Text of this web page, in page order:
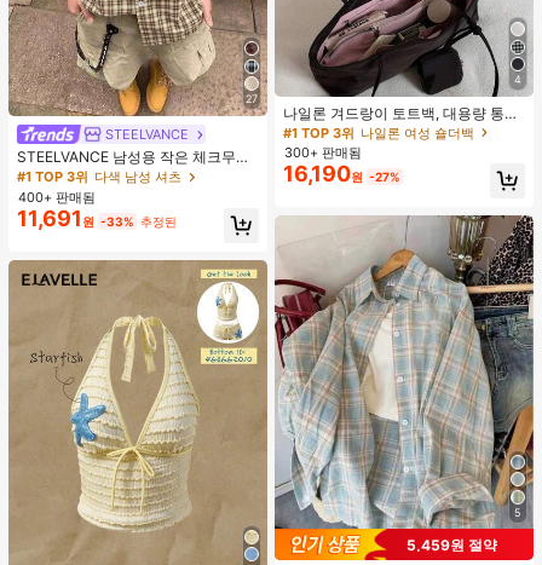
27
STEELVANCE
STEELVANCE 남성용 작은 체크무늬
반팔 셔츠, 단일 포켓 클래식 스타일,
격식 또는 캐주얼한 경우, 휴가, 식사,
사무실, 캐주얼 홈웨어에 적합, 다용
도, 편안한 원단 셔츠, 자신에게 입거
#1 TOP 3위 다색 남성 셔츠
400+ 판매됨
11,691 원 -33% 추정된
4
나일론 겨드랑이 토트백, 대용량 통근
숄더백, 작은 메이크업 백 포함, 펜던
트 미포함, 가벼운 일상 핸드백 (펜던
트 미포함)
#1 TOP 3위 나일론 여성 숄더백
300+ 판매됨
16,190원 -27%
5
5,459원 절약